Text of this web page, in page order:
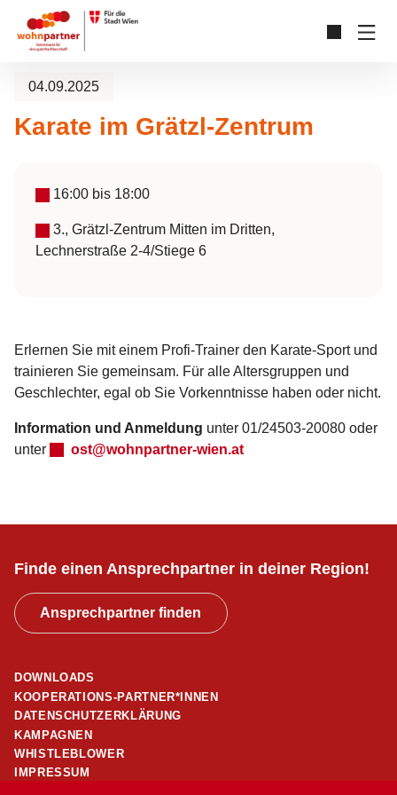
Zum Hauptinhalt springen
Skip to page footer
04.09.2025
Karate im Grätzl-Zentrum
16:00 bis 18:00
3., Grätzl-Zentrum Mitten im Dritten,
Lechnerstraße 2-4/Stiege 6
Erlernen Sie mit einem Profi-Trainer den Karate-Sport und
trainieren Sie gemeinsam. Für alle Altersgruppen und
Geschlechter, egal ob Sie Vorkenntnisse haben oder nicht.
Information und Anmeldung unter 01/24503-20080 oder
unter
ost@wohnpartner-wien.at
Finde einen Ansprechpartner in deiner Region!
Ansprechpartner finden
DOWNLOADS
KOOPERATIONS-PARTNER*INNEN
DATENSCHUTZERKLÄRUNG
KAMPAGNEN
WHISTLEBLOWER
IMPRESSUM